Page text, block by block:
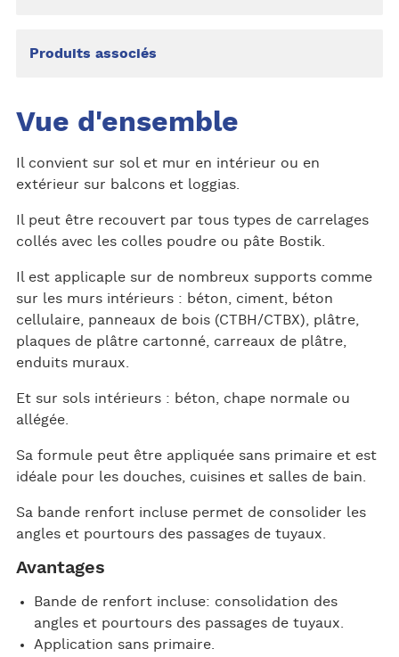
Produits associés
Vue d'ensemble
Il convient sur sol et mur en intérieur ou en
extérieur sur balcons et loggias.
Il peut être recouvert par tous types de carrelages
collés avec les colles poudre ou pâte Bostik.
Il est applicaple sur de nombreux supports comme
sur les murs intérieurs : béton, ciment, béton
cellulaire, panneaux de bois (CTBH/CTBX), plâtre,
plaques de plâtre cartonné, carreaux de plâtre,
enduits muraux.
Et sur sols intérieurs : béton, chape normale ou
allégée.
Sa formule peut être appliquée sans primaire et est
idéale pour les douches, cuisines et salles de bain.
Sa bande renfort incluse permet de consolider les
angles et pourtours des passages de tuyaux.
Avantages
Bande de renfort incluse: consolidation des
angles et pourtours des passages de tuyaux.
Application sans primaire.